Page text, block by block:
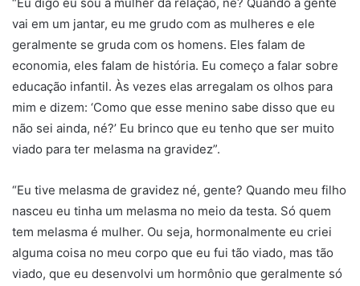
“Eu digo eu sou a mulher da relação, né? Quando a gente
vai em um jantar, eu me grudo com as mulheres e ele
geralmente se gruda com os homens. Eles falam de
economia, eles falam de história. Eu começo a falar sobre
educação infantil. Às vezes elas arregalam os olhos para
mim e dizem: ‘Como que esse menino sabe disso que eu
não sei ainda, né?’ Eu brinco que eu tenho que ser muito
viado para ter melasma na gravidez”.
“Eu tive melasma de gravidez né, gente? Quando meu filho
nasceu eu tinha um melasma no meio da testa. Só quem
tem melasma é mulher. Ou seja, hormonalmente eu criei
alguma coisa no meu corpo que eu fui tão viado, mas tão
viado, que eu desenvolvi um hormônio que geralmente só